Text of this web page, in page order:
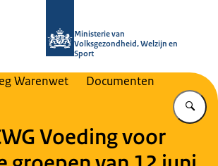
Ministerie van
Volksgezondheid, Welzijn en
Sport
Warenwet Documenten
Voeding voor